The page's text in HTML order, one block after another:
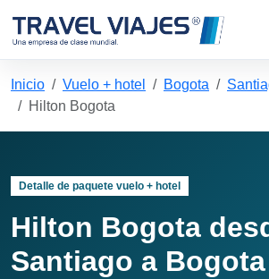
Inicio Vuelo + hotel Bogota
Hilton Bogota
Detalle de paquete vuelo + hotel
Hilton Bogota
Santiago a Bogota